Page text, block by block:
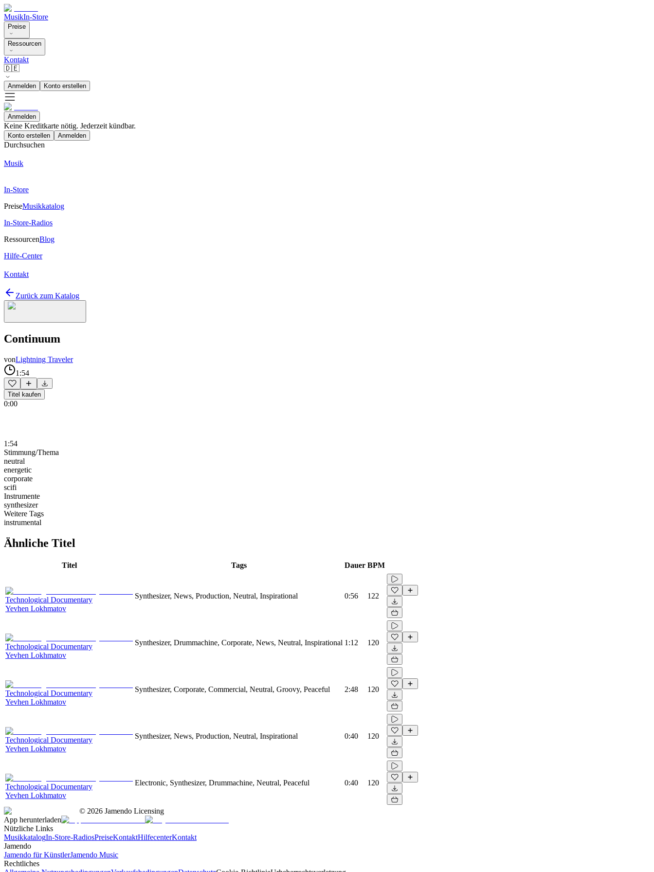
MusikIn-Store
Preise
Ressourcen
Kontakt
🇩🇪
Anmelden Konto erstellen
Anmelden
Keine Kreditkarte nötig. Jederzeit kündbar.
Konto erstellen Anmelden
Durchsuchen
Musik
In-Store
PreiseMusikkatalog
In-Store-Radios
RessourcenBlog
Hilfe-Center
Kontakt
Zurück zum Katalog
Continuum
vonLightning Traveler
1:54
Titel kaufen
0:00
1:54
Stimmung/Thema
neutral
energetic
corporate
scifi
Instrumente
synthesizer
Weitere Tags
instrumental
Ähnliche Titel
Titel Tags Dauer BPM
Technological Documentary
Yevhen Lokhmatov
Synthesizer, News, Production, Neutral, Inspirational 0:56 122
Technological Documentary
Yevhen Lokhmatov
Synthesizer, Drummachine, Corporate, News, Neutral, Inspirational 1:12 120
Technological Documentary
Yevhen Lokhmatov
Synthesizer, Corporate, Commercial, Neutral, Groovy, Peaceful 2:48 120
Technological Documentary
Yevhen Lokhmatov
Synthesizer, News, Production, Neutral, Inspirational 0:40 120
Technological Documentary
Yevhen Lokhmatov
Electronic, Synthesizer, Drummachine, Neutral, Peaceful 0:40 120
© 2026 Jamendo Licensing
App herunterladen
Nützliche Links
MusikkatalogIn-Store-RadiosPreiseKontaktHilfecenterKontakt
Jamendo
Jamendo für KünstlerJamendo Music
Rechtliches